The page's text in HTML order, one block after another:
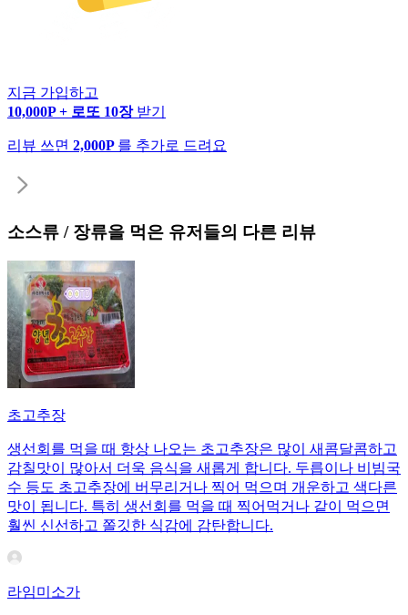
지금 가입하고
10,000P + 로또 10장 받기
리뷰 쓰면 2,000P 를 추가로 드려요
소스류 / 장류을 먹은 유저들의 다른 리뷰
초고추장
생선회를 먹을 때 항상 나오는 초고추장은 많이 새콤달콤하고
감칠맛이 많아서 더욱 음식을 새롭게 합니다. 두릅이나 비빔국
수 등도 초고추장에 버무리거나 찍어 먹으며 개운하고 색다른
맛이 됩니다. 특히 생선회를 먹을 때 찍어먹거나 같이 먹으면
훨씬 신선하고 쫄깃한 식감에 감탄합니다.
라임미소가